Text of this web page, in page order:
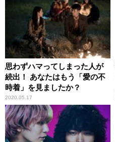
思わずハマってしまった人が
続出！ あなたはもう「愛の不
時着」を見ましたか？
2020.05.17